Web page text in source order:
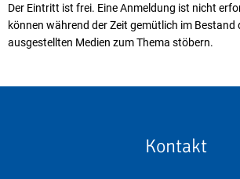
Der Eintritt ist frei. Eine Anmeldung ist nicht
können während der Zeit gemütlich im Bestand
ausgestellten Medien zum Thema stöbern.
Kontakt